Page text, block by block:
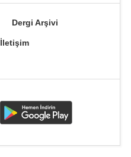
Dergi Arşivi
İletişim